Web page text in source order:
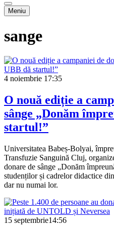
Meniu
sange
4 noiembrie 17:35
O nouă ediție a
sânge „Donăm
startul!”
Universitatea Babeș-Bolyai,
Transfuzie Sanguină Cluj,
donare de sânge „Donăm
studenților și cadrelor didactice
dar nu numai lor.
15 septembrie14:56